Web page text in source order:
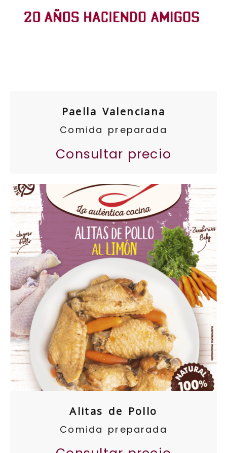
Paella Valenciana
Comida preparada
Consultar precio
Alitas de Pollo
Comida preparada